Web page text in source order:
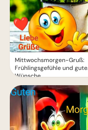
Mittwochsmorgen-Gruß:
Frühlingsgefühle und gute
Wünsche